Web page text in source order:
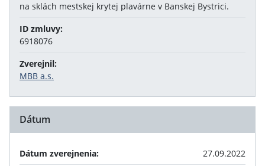
na sklách mestskej krytej plavárne v Banskej Bystrici.
ID zmluvy:
6918076
Zverejnil:
MBB a.s.
Dátum
Dátum zverejnenia:
27.09.2022